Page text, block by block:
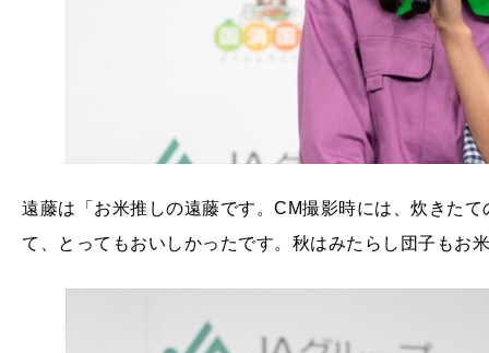
遠藤は「お米推しの遠藤です。CM撮影時には、炊きた
て、とってもおいしかったです。秋はみたらし団子もお